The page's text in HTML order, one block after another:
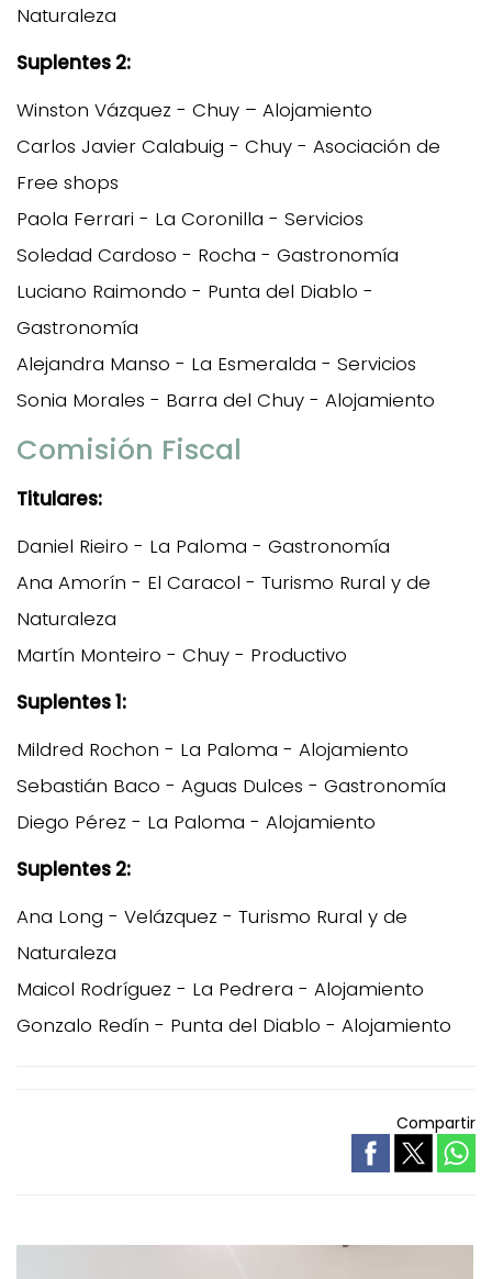
Naturaleza
Suplentes 2:
Winston Vázquez - Chuy – Alojamiento
Carlos Javier Calabuig - Chuy - Asociación de
Free shops
Paola Ferrari - La Coronilla - Servicios
Soledad Cardoso - Rocha - Gastronomía
Luciano Raimondo - Punta del Diablo -
Gastronomía
Alejandra Manso - La Esmeralda - Servicios
Sonia Morales - Barra del Chuy - Alojamiento
Comisión Fiscal
Titulares:
Daniel Rieiro - La Paloma - Gastronomía
Ana Amorín - El Caracol - Turismo Rural y de
Naturaleza
Martín Monteiro - Chuy - Productivo
Suplentes 1:
Mildred Rochon - La Paloma - Alojamiento
Sebastián Baco - Aguas Dulces - Gastronomía
Diego Pérez - La Paloma - Alojamiento
Suplentes 2:
Ana Long - Velázquez - Turismo Rural y de
Naturaleza
Maicol Rodríguez - La Pedrera - Alojamiento
Gonzalo Redín - Punta del Diablo - Alojamiento
Compartir